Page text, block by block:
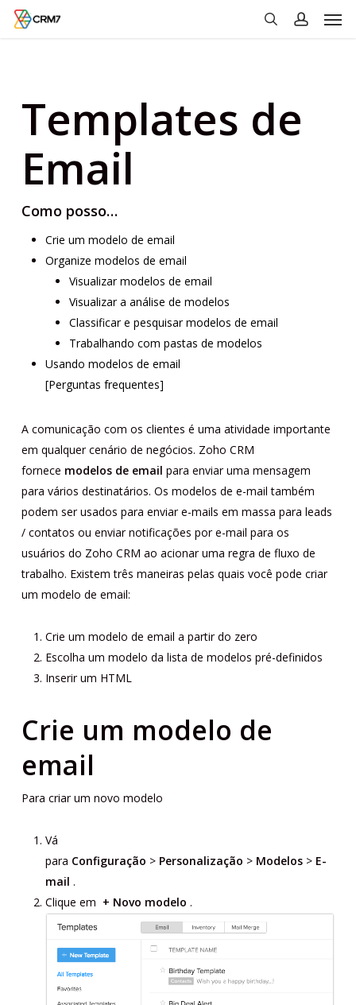
Skip
Templates de
Email
Como posso…
Crie um modelo de email
Organize modelos de email
Visualizar modelos de email
Visualizar a análise de modelos
Classificar e pesquisar modelos de email
Trabalhando com pastas de modelos
Usando modelos de email
[Perguntas frequentes]
A comunicação com os clientes é uma atividade importante
em qualquer cenário de negócios. Zoho CRM
fornece modelos de email para enviar uma mensagem
para vários destinatários. Os modelos de e-mail também
podem ser usados ​​para enviar e-mails em massa para leads
/ contatos ou enviar notificações por e-mail para os
usuários do Zoho CRM ao acionar uma regra de fluxo de
trabalho. Existem três maneiras pelas quais você pode criar
um modelo de email:
Crie um modelo de email a partir do zero
Escolha um modelo da lista de modelos pré-definidos
Inserir um HTML
Crie um modelo de
email
Para criar um novo modelo
Vá
para Configuração > Personalização > Modelos> E-
mail .
Clique em + Novo modelo .